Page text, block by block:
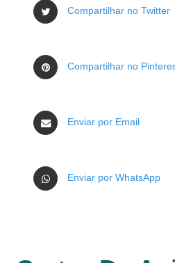
Compartilhar no Twitter
Compartilhar no
Enviar por Email
Enviar por WhatsApp